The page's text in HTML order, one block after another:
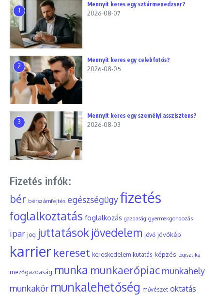
1
Mennyit keres egy sztármenedzser?
2026-08-07
2
Mennyit keres egy celebfotós?
2026-08-05
3
Mennyit keres egy személyi asszisztens?
2026-08-03
Fizetés infók:
bér bérszámfejtés egészségügyfizetés
foglalkoztatás foglalkozás gazdaság gyermekgondozás
ipar jog juttatások jövedelem jövő jövőkép
karrier kereset kereskedelem kutatás képzés logisztika
mezőgazdaság munka munkaerőpiac munkahely
munkakör munkalehetőség művészet oktatás